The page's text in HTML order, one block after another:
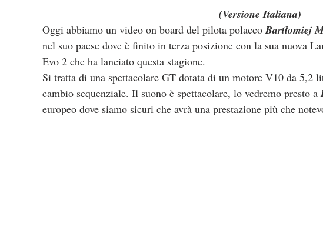
(Versione Italiana)
Oggi abbiamo un video on board del pilota polacco Bartłomiej
nel suo paese dove è finito in terza posizione con la sua nuova
Evo 2 che ha lanciato questa stagione.
Si tratta di una spettacolare GT dotata di un motore V10 da 5,2
cambio sequenziale. Il suono è spettacolare, lo vedremo presto a
europeo dove siamo sicuri che avrà una prestazione più che